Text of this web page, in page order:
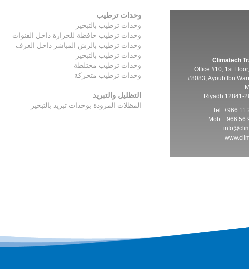
Climatech
Office #10, 1st
#8083, Ayoub Ibn
Riyadh 12841-
Tel: +966 11
Mob: +966 56
وحدات ترطيب
وحدات ترطيب بالتبخير
وحدات ترطيب حافظة للحرارة داخل القنوات
وحدات ترطيب بالرش المباشر داخل الغرف
وحدات ترطيب بالتبخير
وحدات ترطيب مختلطة
وحدات ترطيب متحركة
التظليل والتبريد
المظلات المزودة بوحدات تبريد بالتبخير